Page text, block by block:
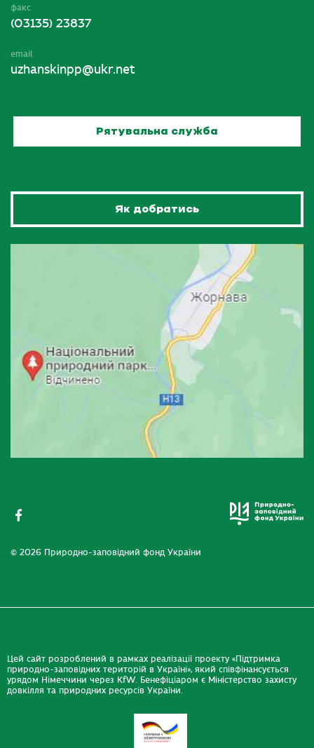
факс
(03135) 23837
email
uzhanskinpp@ukr.net
Рятувальна служба
Як добратись
© 2026 Природно-заповідний фонд України
Цей сайт розроблений в рамках реалізації проекту «Підтримка
природно-заповідних територій в Україні», який співфінансується
урядом Німеччини через KfW. Бенефіціаром є Міністерство захисту
довкілля та природних ресурсів України.